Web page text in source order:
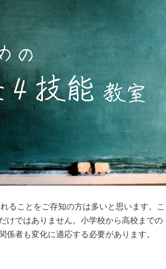
ることをご存知の方は多いと思います。こ
けではありません。小学校から高校までの
者も変化に適応する必要があります。